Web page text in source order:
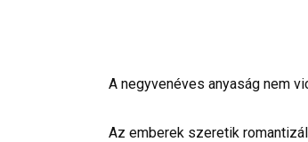
A negyvenéves anyaság nem
Az emberek szeretik